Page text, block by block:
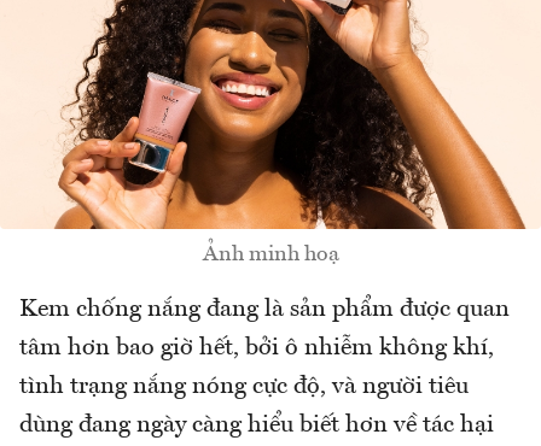
Ảnh minh hoạ
Kem chống nắng đang là sản phẩm được quan
tâm hơn bao giờ hết, bởi ô nhiễm không khí,
tình trạng nắng nóng cực độ, và người tiêu
dùng đang ngày càng hiểu biết hơn về tác hại